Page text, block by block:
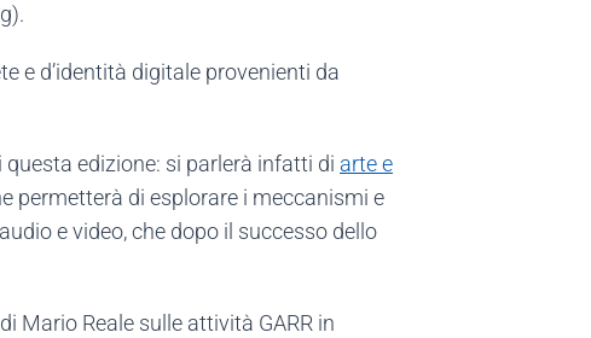
e d’identità digitale provenienti da
edizione: si parlerà infatti di arte e
permetterà di esplorare i meccanismi e
e video, che dopo il successo dello
Mario Reale sulle attività GARR in